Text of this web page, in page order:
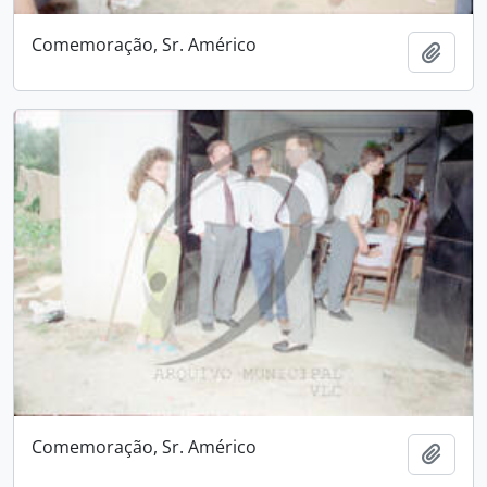
Comemoração, Sr. Américo
Comemoração, Sr. Américo